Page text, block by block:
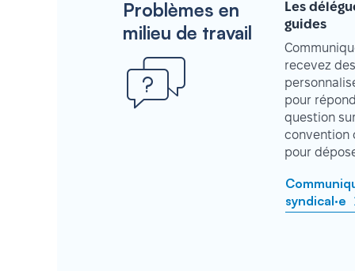
Problèmes en
milieu de travail
Les
guides
recevez
pour
question
convention
pour
syndical·e